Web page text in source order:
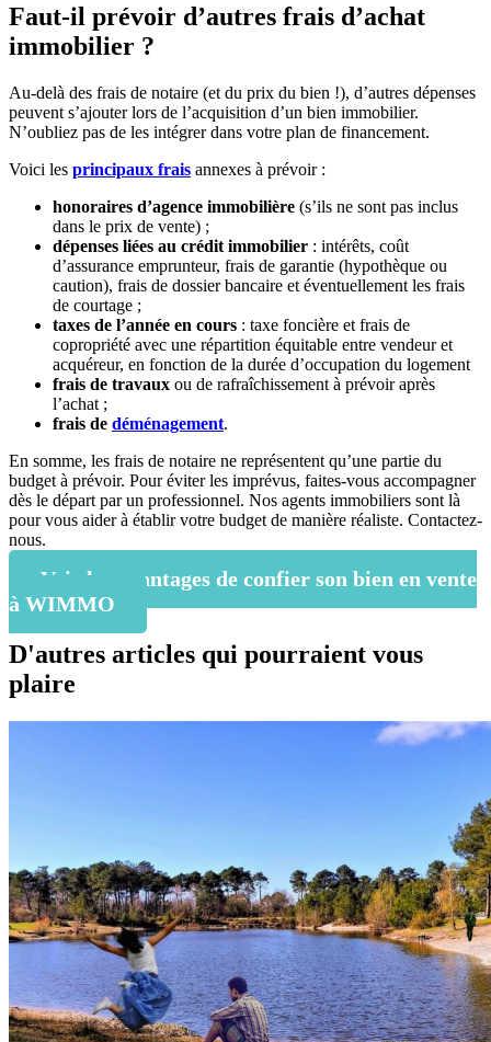
Faut-il prévoir d’autres frais d’achat
immobilier ?
Au-delà des frais de notaire (et du prix du bien !), d’autres dépenses
peuvent s’ajouter lors de l’acquisition d’un bien immobilier.
N’oubliez pas de les intégrer dans votre plan de financement.
Voici les principaux frais annexes à prévoir :
honoraires d’agence immobilière (s’ils ne sont pas inclus
dans le prix de vente) ;
dépenses liées au crédit immobilier : intérêts, coût
d’assurance emprunteur, frais de garantie (hypothèque ou
caution), frais de dossier bancaire et éventuellement les frais
de courtage ;
taxes de l’année en cours : taxe foncière et frais de
copropriété avec une répartition équitable entre vendeur et
acquéreur, en fonction de la durée d’occupation du logement
frais de travaux ou de rafraîchissement à prévoir après
l’achat ;
frais de déménagement.
En somme, les frais de notaire ne représentent qu’une partie du
budget à prévoir. Pour éviter les imprévus, faites-vous accompagner
dès le départ par un professionnel. Nos agents immobiliers sont là
pour vous aider à établir votre budget de manière réaliste. Contactez-
nous.
Voir les avantages de confier son bien en vente
à WIMMO
D'autres articles qui pourraient vous
plaire